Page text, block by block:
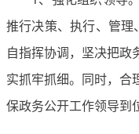
推行决策、执行、管理
自指挥协调，坚决把政
实抓牢抓细。同时，合
保政务公开工作领导到